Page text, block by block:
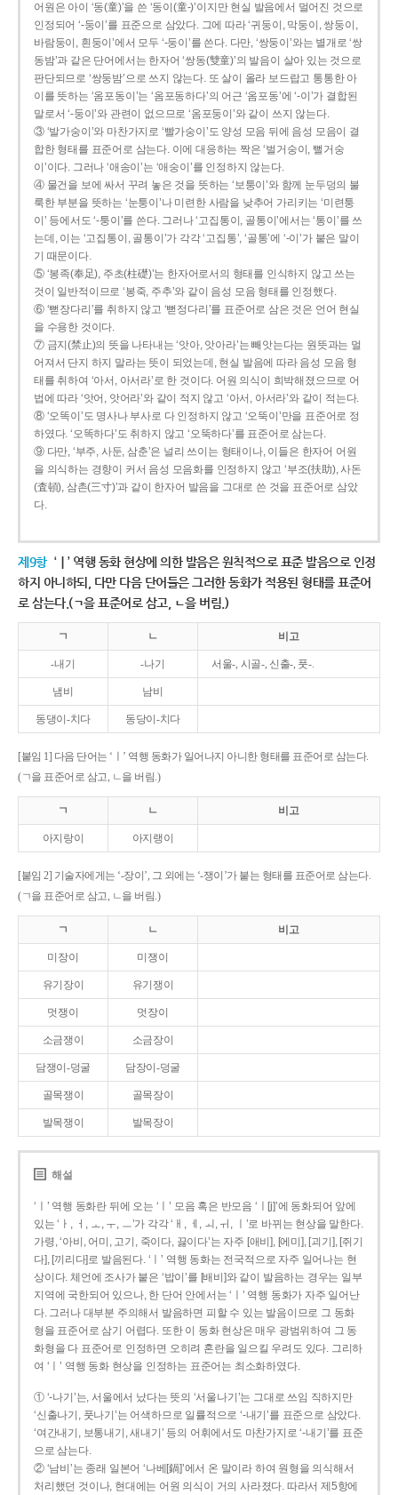
어원은 아이 ‘동(童)’을 쓴 ‘동이(童-)’이지만 현실 발음에서 멀어진 것으로
인정되어 ‘-둥이’를 표준으로 삼았다. 그에 따라 ‘귀둥이, 막둥이, 쌍둥이,
바람둥이, 흰둥이’에서 모두 ‘-둥이’를 쓴다. 다만, ‘쌍둥이’와는 별개로 ‘쌍
동밤’과 같은 단어에서는 한자어 ‘쌍동(雙童)’의 발음이 살아 있는 것으로
판단되므로 ‘쌍둥밤’으로 쓰지 않는다. 또 살이 올라 보드랍고 통통한 아
이를 뜻하는 ‘옴포동이’는 ‘옴포동하다’의 어근 ‘옴포동’에 ‘-이’가 결합된
말로서 ‘-둥이’와 관련이 없으므로 ‘옴포둥이’와 같이 쓰지 않는다.
③ ‘발가숭이’와 마찬가지로 ‘빨가숭이’도 양성 모음 뒤에 음성 모음이 결
합한 형태를 표준어로 삼는다. 이에 대응하는 짝은 ‘벌거숭이, 뻘거숭
이’이다. 그러나 ‘애송이’는 ‘애숭이’를 인정하지 않는다.
④ 물건을 보에 싸서 꾸려 놓은 것을 뜻하는 ‘보퉁이’와 함께 눈두덩의 불
룩한 부분을 뜻하는 ‘눈퉁이’나 미련한 사람을 낮추어 가리키는 ‘미련퉁
이’ 등에서도 ‘-퉁이’를 쓴다. 그러나 ‘고집통이, 골통이’에서는 ‘통이’를 쓰
는데, 이는 ‘고집통이, 골통이’가 각각 ‘고집통’, ‘골통’에 ‘-이’가 붙은 말이
기 때문이다.
⑤ ‘봉족(奉足), 주초(柱礎)’는 한자어로서의 형태를 인식하지 않고 쓰는
것이 일반적이므로 ‘봉죽, 주추’와 같이 음성 모음 형태를 인정했다.
⑥ ‘뻗장다리’를 취하지 않고 ‘뻗정다리’를 표준어로 삼은 것은 언어 현실
을 수용한 것이다.
⑦ 금지(禁止)의 뜻을 나타내는 ‘앗아, 앗아라’는 빼앗는다는 원뜻과는 멀
어져서 단지 하지 말라는 뜻이 되었는데, 현실 발음에 따라 음성 모음 형
태를 취하여 ‘아서, 아서라’로 한 것이다. 어원 의식이 희박해졌으므로 어
법에 따라 ‘앗어, 앗어라’와 같이 적지 않고 ‘아서, 아서라’와 같이 적는다.
⑧ ‘오똑이’도 명사나 부사로 다 인정하지 않고 ‘오뚝이’만을 표준어로 정
하였다. ‘오똑하다’도 취하지 않고 ‘오뚝하다’를 표준어로 삼는다.
⑨ 다만, ‘부주, 사둔, 삼춘’은 널리 쓰이는 형태이나, 이들은 한자어 어원
을 의식하는 경향이 커서 음성 모음화를 인정하지 않고 ‘부조(扶助), 사돈
(査頓), 삼촌(三寸)’과 같이 한자어 발음을 그대로 쓴 것을 표준어로 삼았
다.
제9항 ‘ㅣ’ 역행 동화 현상에 의한 발음은 원칙적으로 표준 발음으로 인정
하지 아니하되, 다만 다음 단어들은 그러한 동화가 적용된 형태를 표준어
로 삼는다.(ㄱ을 표준어로 삼고, ㄴ을 버림.)
ㄱ ㄴ 비고
-내기 -나기 서울-, 시골-, 신출-, 풋-.
냄비 남비
동댕이-치다 동당이-치다
[붙임 1] 다음 단어는 ‘ㅣ’ 역행 동화가 일어나지 아니한 형태를 표준어로 삼는다.
(ㄱ을 표준어로 삼고, ㄴ을 버림.)
ㄱ ㄴ 비고
아지랑이 아지랭이
[붙임 2] 기술자에게는 ‘-장이’, 그 외에는 ‘-쟁이’가 붙는 형태를 표준어로 삼는다.
(ㄱ을 표준어로 삼고, ㄴ을 버림.)
ㄱ ㄴ 비고
미장이 미쟁이
유기장이 유기쟁이
멋쟁이 멋장이
소금쟁이 소금장이
담쟁이-덩굴 담장이-덩굴
골목쟁이 골목장이
발목쟁이 발목장이
해설
‘ㅣ’ 역행 동화란 뒤에 오는 ‘ㅣ’ 모음 혹은 반모음 ‘ㅣ[j]’에 동화되어 앞에
있는 ‘ㅏ, ㅓ, ㅗ, ㅜ, ㅡ’가 각각 ‘ㅐ, ㅔ, ㅚ, ㅟ, ㅣ’로 바뀌는 현상을 말한다.
가령, ‘아비, 어미, 고기, 죽이다, 끓이다’는 자주 [애비], [에미], [괴기], [쥐기
다], [끼리다]로 발음된다. ‘ㅣ’ 역행 동화는 전국적으로 자주 일어나는 현
상이다. 체언에 조사가 붙은 ‘밥이’를 [배비]와 같이 발음하는 경우는 일부
지역에 국한되어 있으나, 한 단어 안에서는 ‘ㅣ’ 역행 동화가 자주 일어난
다. 그러나 대부분 주의해서 발음하면 피할 수 있는 발음이므로 그 동화
형을 표준어로 삼기 어렵다. 또한 이 동화 현상은 매우 광범위하여 그 동
화형을 다 표준어로 인정하면 오히려 혼란을 일으킬 우려도 있다. 그리하
여 ‘ㅣ’ 역행 동화 현상을 인정하는 표준어는 최소화하였다.
① ‘-나기’는, 서울에서 났다는 뜻의 ‘서울나기’는 그대로 쓰임 직하지만
‘신출나기, 풋나기’는 어색하므로 일률적으로 ‘-내기’를 표준으로 삼았다.
‘여간내기, 보통내기, 새내기’ 등의 어휘에서도 마찬가지로 ‘-내기’를 표준
으로 삼는다.
② ‘남비’는 종래 일본어 ‘나베[鍋]’에서 온 말이라 하여 원형을 의식해서
처리했던 것이나, 현대에는 어원 의식이 거의 사라졌다. 따라서 제5항에